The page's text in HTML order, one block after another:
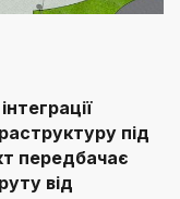
під
передбачає
від